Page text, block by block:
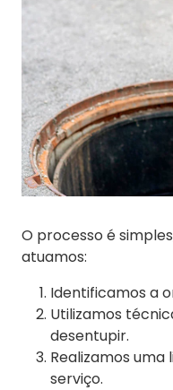
O processo é
atuamos:
Identificamos a
Utilizamos
desentupir.
Realizamos
serviço.